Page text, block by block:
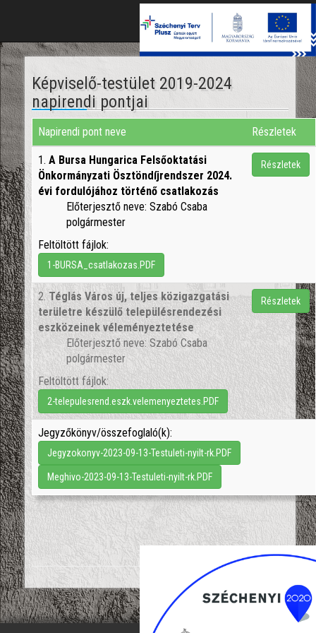
Képviselő-testület 2019-2024
napirendi pontjai
Napirendi pont neve Részletek
1. A Bursa Hungarica Felsőoktatási
Önkormányzati Ösztöndíjrendszer 2024.
évi fordulójához történő csatlakozás
Előterjesztő neve: Szabó Csaba
polgármester
Feltöltött fájlok:
1-BURSA_csatlakozas.PDF
Részletek
2. Téglás Város új, teljes közigazgatási
területre készülő településrendezési
eszközeinek véleményeztetése
Előterjesztő neve: Szabó Csaba
polgármester
Feltöltött fájlok:
2-telepulesrend.eszk.velemenyeztetes.PDF
Részletek
Jegyzőkönyv/összefoglaló(k):
Jegyzokonyv-2023-09-13-Testuleti-nyilt-rk.PDF
Meghivo-2023-09-13-Testuleti-nyilt-rk.PDF
';